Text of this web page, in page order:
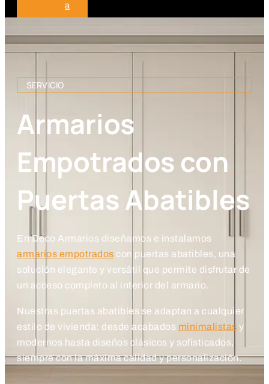
a
Proyectos
SERVICIO
Armarios
Empotrados con
Puertas Abatibles
En Deco Armarios diseñamos e instalamos
armarios empotrados con puertas abatibles, una
solución elegante y versátil que permite disfrutar de
un acceso completo al interior del armario.
Nuestras puertas abatibles se adaptan a cualquier
estilo de vivienda: desde acabados minimalistas y
modernos hasta diseños clásicos y sofisticados,
siempre con la máxima calidad y personalización.